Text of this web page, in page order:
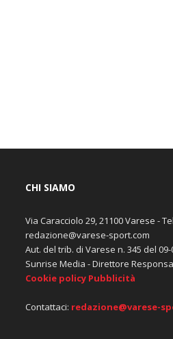
CHI SIAMO
Via Caracciolo 29, 21100 Varese -
redazione@varese-sport.com
Aut. del trib. di Varese n. 345 del
Sunrise Media - Direttore
Cookie policy Pubblicità
Contattaci: redazione@varese-